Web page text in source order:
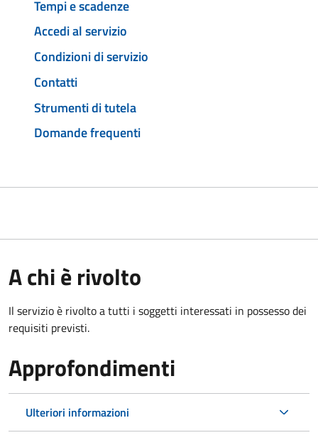
Tempi e scadenze
Accedi al servizio
Condizioni di servizio
Contatti
Strumenti di tutela
Domande frequenti
A chi è rivolto
Il servizio è rivolto a tutti i soggetti interessati in possesso dei
requisiti previsti.
Approfondimenti
Ulteriori informazioni